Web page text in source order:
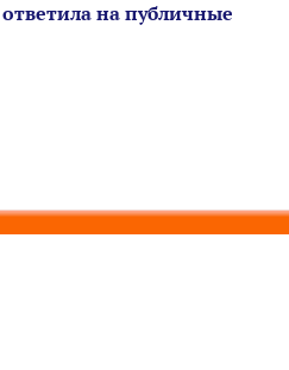
на публичные